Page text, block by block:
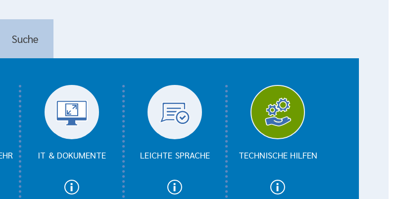
Suche
IT & DOKUMENTE LEICHTE SPRACHE TECHNISCHE HILFEN